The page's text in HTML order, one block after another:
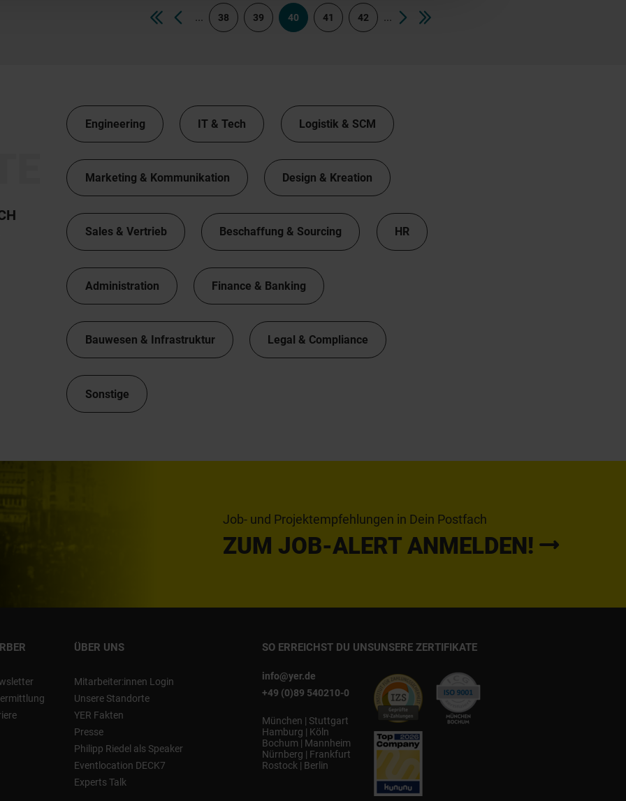
... 38 39 40 41 42 ...
Engineering IT & Tech Logistik & SCM
Marketing & Kommunikation Design & Kreation
Sales & Vertrieb Beschaffung & Sourcing HR
Administration Finance & Banking
Bauwesen & Infrastruktur Legal & Compliance
Sonstige
Job- und Projektempfehlungen in Dein Postfach
ZUM JOB-ALERT ANMELDEN!
ÜBER UNS
Mitarbeiter:innen Login
Unsere Standorte
YER Fakten
Presse
Philipp Riedel als Speaker
Eventlocation DECK7
Experts Talk
SO ERREICHST DU UNS
info@yer.de
+49 (0)89 540210-0
München | Stuttgart
Hamburg | Köln
Bochum | Mannheim
Nürnberg | Frankfurt
Rostock | Berlin
UNSERE ZERTIFIKATE